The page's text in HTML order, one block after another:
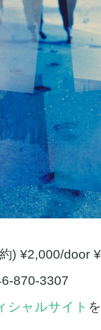
) ¥2,000/door
870-3307
シャルサイト